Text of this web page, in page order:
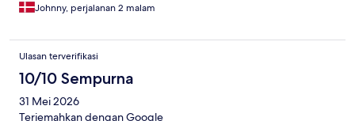
Johnny, perjalanan 2 malam
Ulasan terverifikasi
10/10 Sempurna
31 Mei 2026
Terjemahkan dengan Google